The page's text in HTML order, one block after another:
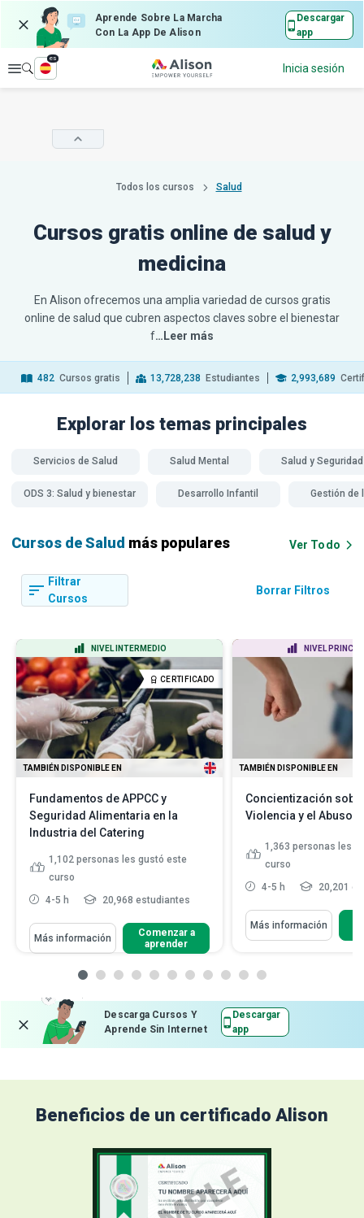
Aprende Sobre La Marcha
Con La App De Alison
Descargar
app
Explorar
es
Inicia sesión
Todos los cursos Salud
Cursos gratis online de salud y
medicina
En Alison ofrecemos una amplia variedad de cursos gratis
online de salud que cubren aspectos claves sobre el bienestar
f…Leer más
482 Cursos gratis 13,728,238 Estudiantes 2,993,689
Explorar los temas principales
Servicios de Salud Salud Mental Salud y Seguridad
ODS 3: Salud y bienestar Desarrollo Infantil Gestión de
Cursos de Salud más populares Ver Todo
Filtrar
Cursos
Borrar Filtros
NIVEL INTERMEDIO
CERTIFICADO
TAMBIÉN DISPONIBLE EN
Fundamentos de APPCC y
Seguridad Alimentaria en la
Industria del Catering
1,102 personas les gustó este
curso
4-5 h
20,968 estudiantes
Más información
Comenzar a
aprender
NIVEL
TAMBIÉN DISPONIBLE EN
Concientización
Violencia y el Abuso
1,363 personas les
curso
4-5 h
20,201
Más información
Descarga Cursos Y
Aprende Sin Internet
Descargar
app
Beneficios de un certificado Alison